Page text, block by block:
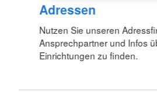
Adressen
Nutzen Sie unseren
Ansprechpartner und Infos
Einrichtungen zu finden.